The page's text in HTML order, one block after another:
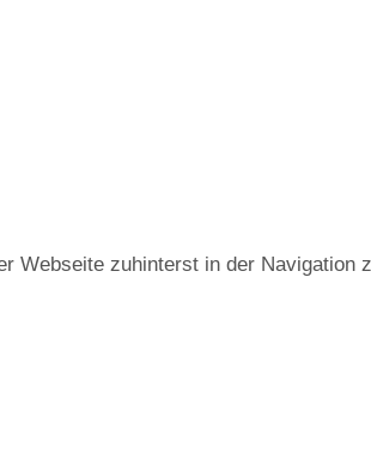
Webseite zuhinterst in der Navigation